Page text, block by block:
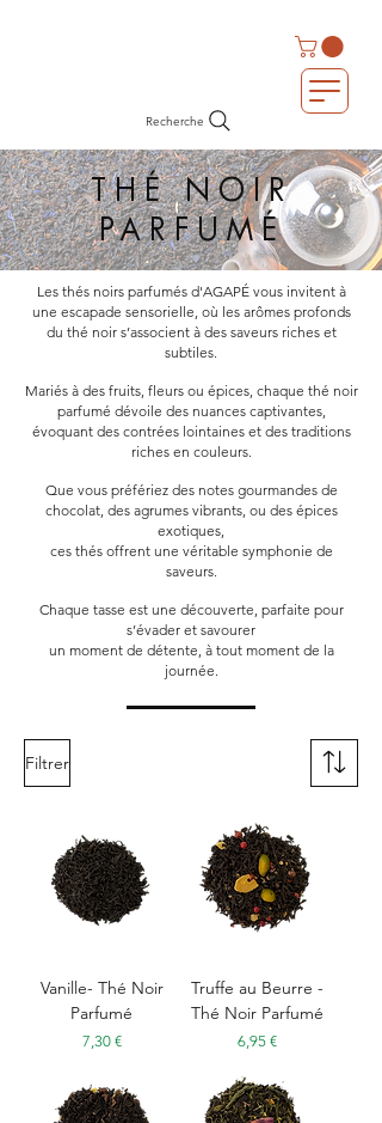
Recherche
THÉ NOIR
PARFUMÉ
Les thés noirs parfumés d'AGAPÉ vous invitent à
une escapade sensorielle, où les arômes profonds
du thé noir s’associent à des saveurs riches et
subtiles.
Mariés à des fruits, fleurs ou épices, chaque thé noir
parfumé dévoile des nuances captivantes,
évoquant des contrées lointaines et des traditions
riches en couleurs.
Que vous préfériez des notes gourmandes de
chocolat, des agrumes vibrants, ou des épices
exotiques,
ces thés offrent une véritable symphonie de
saveurs.
Chaque tasse est une découverte, parfaite pour
s’évader et savourer
un moment de détente, à tout moment de la
journée.
Filtrer
Vanille- Thé Noir
Parfumé
Prix
7,30 €
Truffe au Beurre -
Thé Noir Parfumé
Prix
6,95 €